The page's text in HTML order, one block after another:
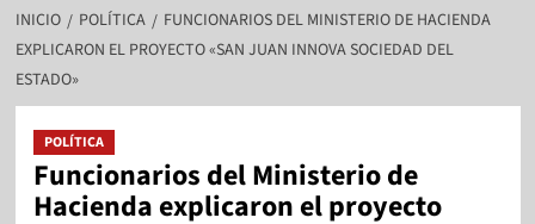
INICIO POLÍTICA
FUNCIONARIOS DEL MINISTERIO DE HACIENDA
EXPLICARON EL PROYECTO «SAN JUAN INNOVA SOCIEDAD DEL
ESTADO»
POLÍTICA
Funcionarios del Ministerio de
Hacienda explicaron el proyecto